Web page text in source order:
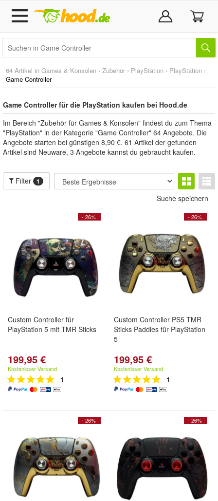
64 Artikel in Games & Konsolen › Zubehör › PlayStation › PlayStation ›
Game Controller
Game Controller für die PlayStation kaufen bei Hood.de
Im Bereich "Zubehör für Games & Konsolen" findest du zum Thema
"PlayStation" in der Kategorie "Game Controller" 64 Angebote. Die
Angebote starten bei günstigen 8,90 €. 61 Artikel der gefunden
Artikel sind Neuware, 3 Angebote kannst du gebraucht kaufen.
Filter 1
Suche speichern
- 26%
Custom Controller für
PlayStation 5 mit TMR Sticks
199,95 €
Kostenloser Versand
1
- 26%
Custom Controller PS5 TMR
Sticks Paddles für PlayStation
5
199,95 €
Kostenloser Versand
1
- 26% - 26%